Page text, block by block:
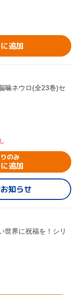
追加
噛ネウロ(全23巻)セ
のみ
追加
知らせ
世界に祝福を！シリ